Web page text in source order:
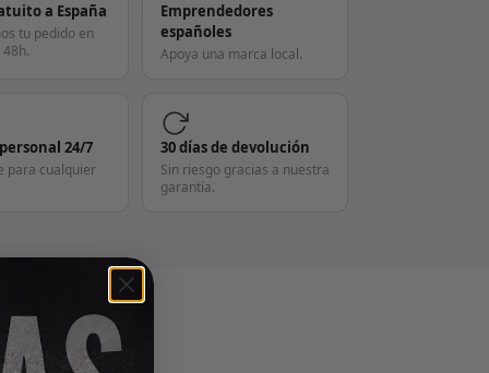
a España
tu pedido en
Emprendedores
españoles
Apoya una marca local.
24/7
para cualquier
30 días de devolución
Sin riesgo gracias a nuestra
garantía.